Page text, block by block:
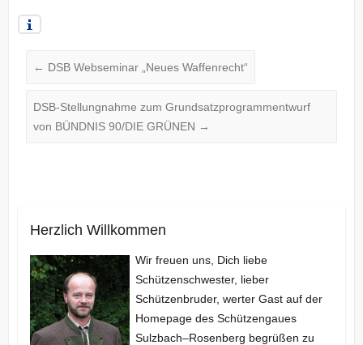
← DSB Webseminar „Neues Waffenrecht“
DSB-Stellungnahme zum Grundsatzprogrammentwurf
von BÜNDNIS 90/DIE GRÜNEN →
Herzlich Willkommen
Wir freuen uns, Dich liebe
Schützenschwester, lieber
Schützenbruder, werter Gast auf der
Homepage des Schützengaues
Sulzbach–Rosenberg begrüßen zu